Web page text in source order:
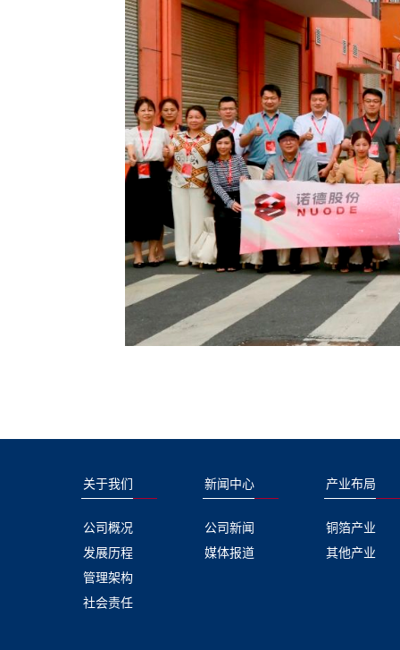
关于我们
公司概况
发展历程
管理架构
社会责任
新闻中心
公司新闻
媒体报道
产业布局
铜箔产业
其他产业